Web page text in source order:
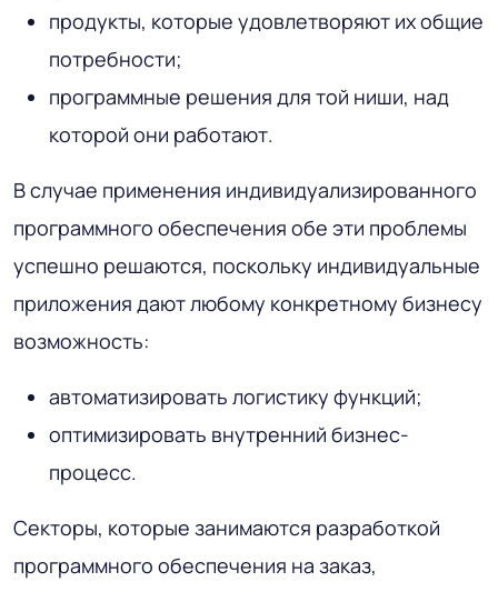
продукты, которые удовлетворяют их общие
потребности;
программные решения для той ниши, над
которой они работают.
В случае применения индивидуализированного
программного обеспечения обе эти проблемы
успешно решаются, поскольку индивидуальные
приложения дают любому конкретному бизнесу
возможность:
автоматизировать логистику функций;
оптимизировать внутренний бизнес-
процесс.
Секторы, которые занимаются разработкой
программного обеспечения на заказ,